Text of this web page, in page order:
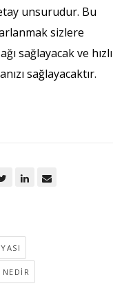
unsurudur. Bu
sizlere
sağlayacak ve hızlı
sağlayacaktır.